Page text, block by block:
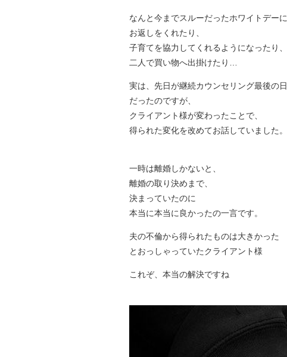
なんと今までスルーだったホワイトデーに
お返しをくれたり、
子育てを協力してくれるようになったり、
二人で買い物へ出掛けたり…
実は、先日が継続カウンセリング最後の日
だったのですが、
クライアント様が変わったことで、
得られた変化を改めてお話していました。
一時は離婚しかないと、
離婚の取り決めまで、
決まっていたのに
本当に本当に良かったの一言です。
夫の不倫から得られたものは大きかった
とおっしゃっていたクライアント様
これぞ、本当の解決ですね